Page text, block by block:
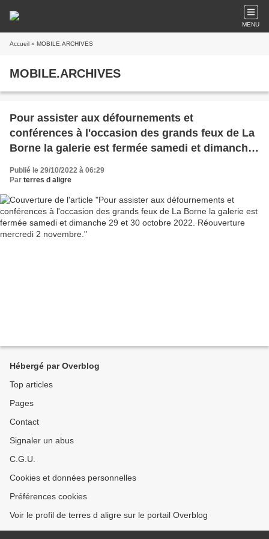
MENU
Accueil » MOBILE.ARCHIVES
MOBILE.ARCHIVES
Pour assister aux défournements et
conférences à l'occasion des grands feux de La
Borne la galerie est fermée samedi et dimanche
29 et 30 octobre 2022. Réouverture mercredi 2
novembre.
Publié le 29/10/2022 à 06:29
Par terres d aligre
Hébergé par Overblog
Top articles
Pages
Contact
Signaler un abus
C.G.U.
Cookies et données personnelles
Préférences cookies
Voir le profil de terres d aligre sur le portail Overblog